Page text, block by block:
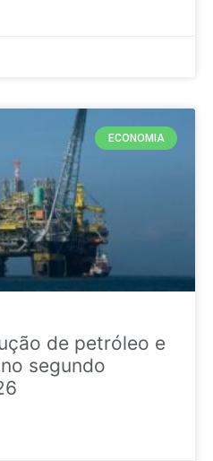
ECONOMIA
de petróleo e
segundo